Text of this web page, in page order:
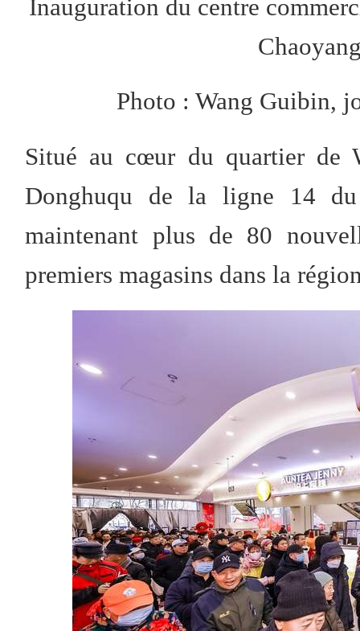
Inauguration du centre
Photo : Wang Guibin,
Situé au cœur du quartier de
Donghuqu de la ligne 14
maintenant plus de 80
premiers magasins dans la